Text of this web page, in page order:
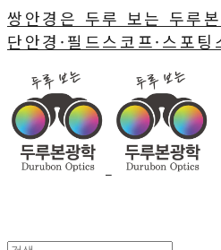
쌍안경은 두루 보는 두루
단안경·필드스코프·스포